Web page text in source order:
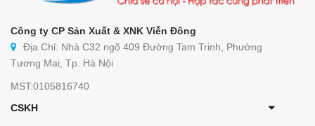
Công ty CP Sản Xuất & XNK Viễn Đông
Địa Chỉ: Nhà C32 ngõ 409 Đường Tam Trinh, Phường
Tương Mai, Tp. Hà Nội
MST:0105816740
CSKH
THIẾT BỊ LÀM BÁNH
THIẾT BỊ LẠNH